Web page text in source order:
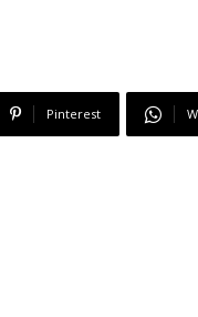
Pinterest